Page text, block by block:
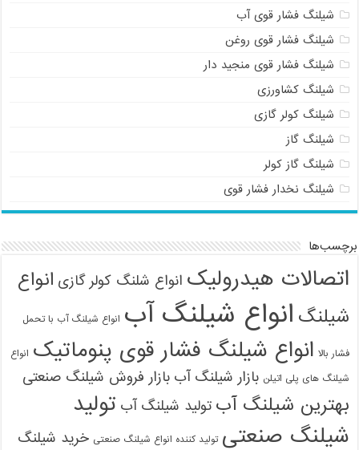
شیلنگ فشار قوی آب
شیلنگ فشار قوی روغن
شیلنگ فشار قوی منجید دار
شیلنگ کشاورزی
شیلنگ کولر گازی
شیلنگ گاز
شیلنگ گاز کولر
شیلنگ نخدار فشار قوی
برچسب‌ها
اتصالات هیدرولیک انواع شلنگ کولر گازی انواع
شیلنگ انواع شیلنگ آب انواع شیلنگ آب با تحمل
فشار بالا انواع شیلنگ فشار قوی پنوماتیک انواع
شیلنگ های پلی اتیلن بازار شیلنگ آب بازار فروش شیلنگ صنعتی
بهترین شیلنگ آب تولید شیلنگ آب تولید
شیلنگ صنعتی تولید کننده انواع شیلنگ صنعتی خرید شیلنگ